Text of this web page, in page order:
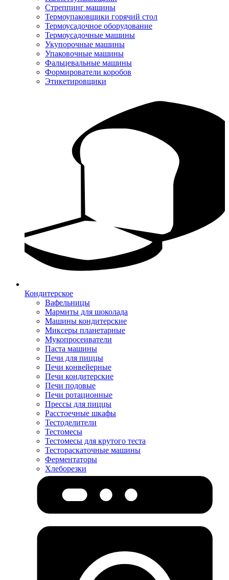
Стреппинг машины
Термоупаковщики горячий стол
Термоусадочное оборудование
Термоусадочные машины
Укупорочные машины
Упаковочные машины
Фальцевальные машины
Формирователи коробов
Этикетировщики
Кондитерское
Вафельницы
Мармиты для шоколада
Машины кондитерские
Миксеры планетарные
Мукопросеиватели
Паста машины
Печи для пиццы
Печи конвейерные
Печи кондитерские
Печи подовые
Печи ротационные
Прессы для пиццы
Расстоечные шкафы
Тестоделители
Тестомесы
Тестомесы для крутого теста
Тестораскаточные машины
Ферментаторы
Хлеборезки